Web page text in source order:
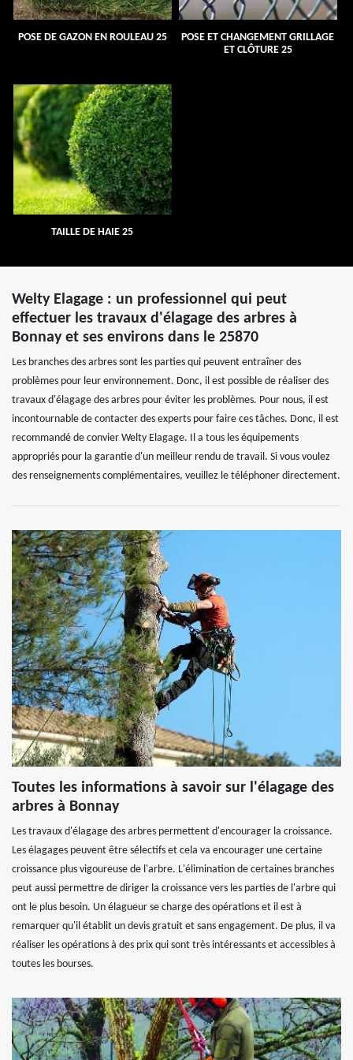
POSE DE GAZON EN ROULEAU 25
POSE ET CHANGEMENT GRILLAGE
ET CLÔTURE 25
TAILLE DE HAIE 25
Welty Elagage : un professionnel qui peut
effectuer les travaux d'élagage des arbres à
Bonnay et ses environs dans le 25870
Les branches des arbres sont les parties qui peuvent entraîner des
problèmes pour leur environnement. Donc, il est possible de réaliser des
travaux d'élagage des arbres pour éviter les problèmes. Pour nous, il est
incontournable de contacter des experts pour faire ces tâches. Donc, il est
recommandé de convier Welty Elagage. Il a tous les équipements
appropriés pour la garantie d'un meilleur rendu de travail. Si vous voulez
des renseignements complémentaires, veuillez le téléphoner directement.
Toutes les informations à savoir sur l'élagage des
arbres à Bonnay
Les travaux d'élagage des arbres permettent d'encourager la croissance.
Les élagages peuvent être sélectifs et cela va encourager une certaine
croissance plus vigoureuse de l'arbre. L'élimination de certaines branches
peut aussi permettre de diriger la croissance vers les parties de l'arbre qui
ont le plus besoin. Un élagueur se charge des opérations et il est à
remarquer qu'il établit un devis gratuit et sans engagement. De plus, il va
réaliser les opérations à des prix qui sont très intéressants et accessibles à
toutes les bourses.